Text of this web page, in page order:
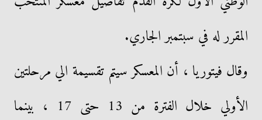
المقرر له في سبتمبر الجاري.
وقال فيتوريا ، أن المعسكر سيتم تقسيمة الي مرحلتين
الأولي خلال الفترة من 13 حتى 17 ، بينما